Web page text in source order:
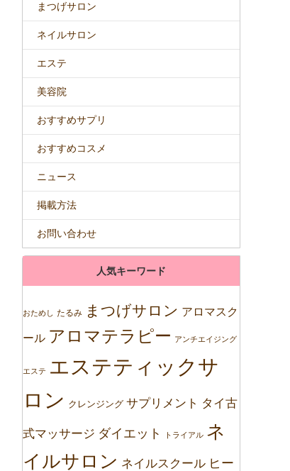
まつげサロン
ネイルサロン
エステ
美容院
おすすめサプリ
おすすめコスメ
ニュース
掲載方法
お問い合わせ
人気キーワード
おためし たるみ まつげサロン アロマスク
ール アロマテラピー アンチエイジング
エステ エステティックサ
ロン クレンジング サプリメント タイ古
式マッサージ ダイエット トライアル ネ
イルサロン ネイルスクール ヒー